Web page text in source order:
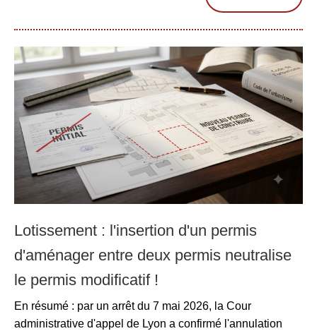
Lotissement : l'insertion d'un permis
d'aménager entre deux permis neutralise
le permis modificatif !
En résumé : par un arrêt du 7 mai 2026, la Cour
administrative d'appel de Lyon a confirmé l'annulation